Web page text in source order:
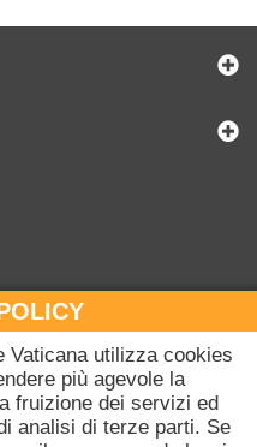
Vaticana utilizza cookies
più agevole la
fruizione dei servizi ed
analisi di terze parti. Se
Commerciale
45780